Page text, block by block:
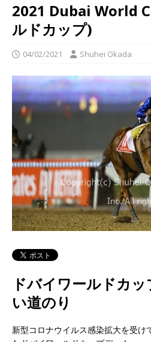
2021 Dubai World
ルドカップ)
04/02/2021 Shuhei Okada
ドバイワールドカ
い道のり
新型コロナウイルス感染拡大を受け